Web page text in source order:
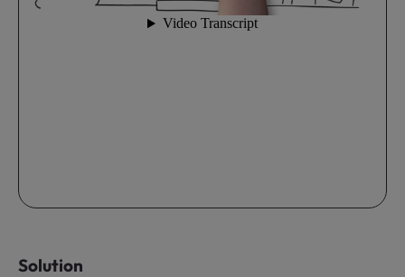
Solution